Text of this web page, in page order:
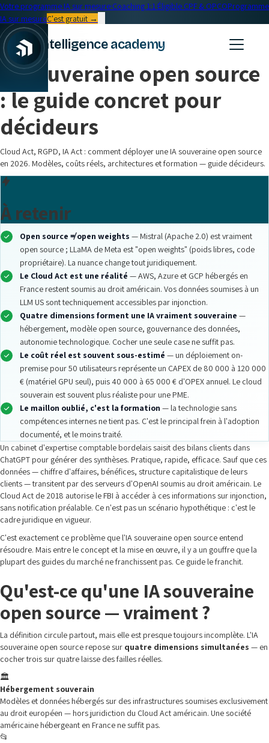
Votre programme IA sur mesure·Coaching 1:1·Éligible CPF & OPCOProgramme
IA sur mesureC'est gratuit →
intelligence academy
← Blog
IA Entreprise• 17 min read
IA souveraine open source
: le guide concret pour
décideurs
Cloud Act, RGPD, IA Act : comment déployer une IA souveraine open source
en 2026. Modèles, coûts réels, architectures et formation — guide décideurs.
À retenir
Open source ≠ open weights — Mistral (Apache 2.0) est vraiment
open source ; LLaMA de Meta est "open weights" (poids libres, code
propriétaire). La nuance change tout juridiquement.
Le Cloud Act est une réalité — AWS, Azure et GCP hébergés en
France restent soumis au droit américain. Vos données soumises à un
LLM US sont techniquement accessibles par injonction.
Quatre dimensions forment une IA vraiment souveraine —
hébergement, modèle open source, gouvernance des données,
autonomie technologique. Cocher une seule case ne suffit pas.
Le coût réel est souvent sous-estimé — un déploiement on-
premise pour 50 utilisateurs représente un CAPEX de 80 000 à 120 000
€ (matériel GPU seul), puis 40 000 à 65 000 € d'OPEX annuel. Le cloud
souverain est souvent plus réaliste pour une PME.
Le maillon oublié, c'est la formation — la technologie sans
compétences internes ne tient pas. C'est le principal frein à l'adoption
documenté, et le moins traité.
Un cabinet d'expertise comptable bordelais saisit des bilans clients dans
ChatGPT pour générer des synthèses. Pratique, rapide, efficace. Sauf que ces
données — chiffre d'affaires, bénéfices, structure capitalistique de leurs
clients — transitent par des serveurs d'OpenAI soumis au droit américain. Le
Cloud Act de 2018 autorise le FBI à accéder à ces informations sur injonction,
sans notification préalable. Ce n'est pas un scénario hypothétique : c'est le
cadre juridique en vigueur.
C'est exactement ce problème que l'IA souveraine open source entend
résoudre. Mais entre le concept et la mise en œuvre, il y a un gouffre que la
plupart des guides du marché ne franchissent pas. Ce guide le franchit.
Qu'est-ce qu'une IA souveraine
open source — vraiment ?
La définition circule partout, mais elle est presque toujours incomplète. L'IA
souveraine open source repose sur quatre dimensions simultanées — en
cocher trois sur quatre laisse des failles réelles.
🏛️
Hébergement souverain
Modèles et données hébergés sur des infrastructures soumises exclusivement
au droit européen — hors juridiction du Cloud Act américain. Une société
américaine hébergeant en France ne suffit pas.
📂